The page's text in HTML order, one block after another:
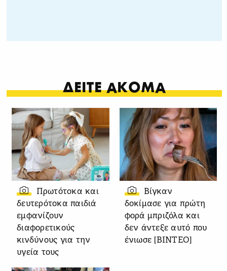
ΔΕΙΤΕ ΑΚΟΜΑ
Πρωτότοκα και
δευτερότοκα παιδιά
εμφανίζουν
διαφορετικούς
κινδύνους για την
υγεία τους
Βίγκαν
δοκίμασε για πρώτη
φορά μπριζόλα και
δεν άντεξε αυτό που
ένιωσε [ΒΙΝΤΕΟ]